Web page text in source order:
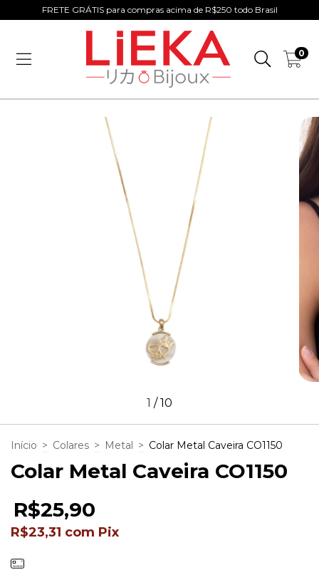
FRETE GRÁTIS para compras acima de R$250 todo Brasil
0
1 /10
Início > Colares > Metal > Colar Metal Caveira CO1150
Colar Metal Caveira CO1150
R$25,90
R$23,31 com Pix